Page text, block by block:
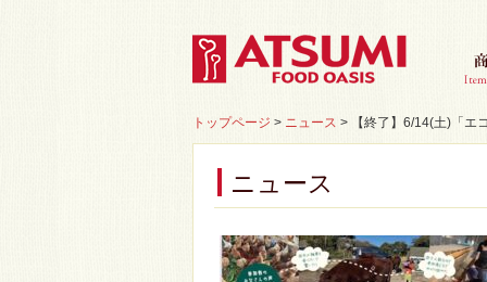
トップページ > ニュース > 【終了】6/14(土)「エ
ニュース